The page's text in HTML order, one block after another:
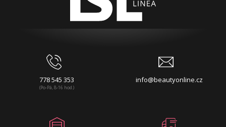
778 545 353
(Po-Pá, 8-16 hod.)
info@beautyonline.cz